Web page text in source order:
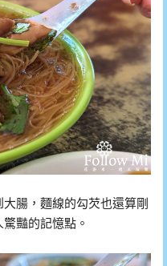
腸，麵線的勾芡也還算剛
豔的記憶點。